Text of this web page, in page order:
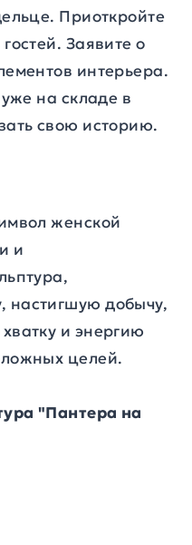
Приоткройте
Заявите о
интерьера.
на складе в
свою историю.
женской
и
добычу,
и энергию
целей.
"Пантера на